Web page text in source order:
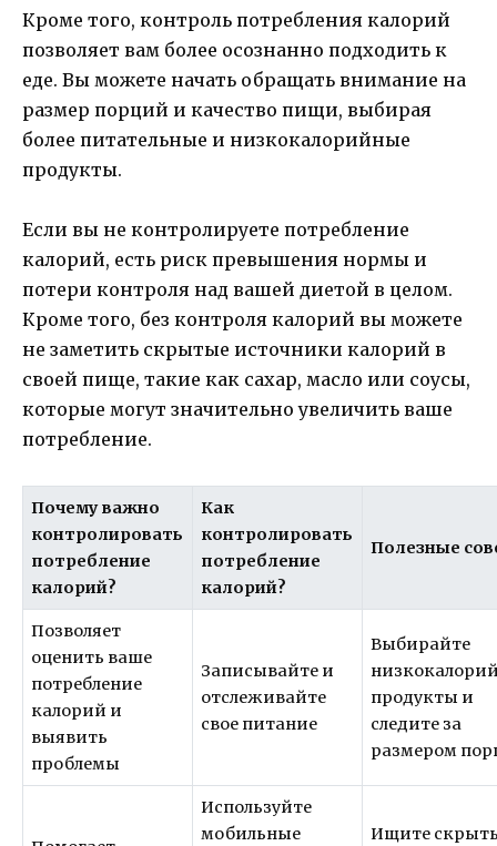
Кроме того, контроль потребления калорий
позволяет вам более осознанно подходить к
еде. Вы можете начать обращать внимание на
размер порций и качество пищи, выбирая
более питательные и низкокалорийные
продукты.
Если вы не контролируете потребление
калорий, есть риск превышения нормы и
потери контроля над вашей диетой в целом.
Кроме того, без контроля калорий вы можете
не заметить скрытые источники калорий в
своей пище, такие как сахар, масло или соусы,
которые могут значительно увеличить ваше
потребление.
Почему важно
контролировать
потребление
калорий?
Как
контролировать
потребление
калорий?
Полезные
Позволяет
оценить ваше
потребление
калорий и
выявить
проблемы
Записывайте и
отслеживайте
свое питание
Выбирайте
продукты и
следите за
размером
Используйте
мобильные
Ищите